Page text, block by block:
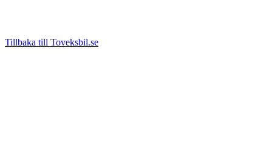
Tillbaka till Toveksbil.se